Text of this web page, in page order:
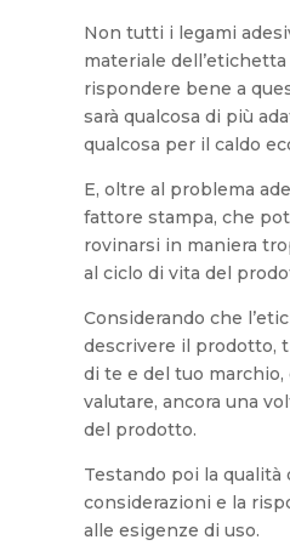
Non tutti i legami
materiale
rispondere bene a
sarà qualcosa di più
qualcosa per il caldo
E, oltre al problema
fattore stampa, che
rovinarsi in maniera
al ciclo di vita del
Considerando che
descrivere il prodotto,
di te e del tuo marchio,
valutare, ancora una
del prodotto.
Testando poi la qualità
considerazioni e la
alle esigenze di uso.